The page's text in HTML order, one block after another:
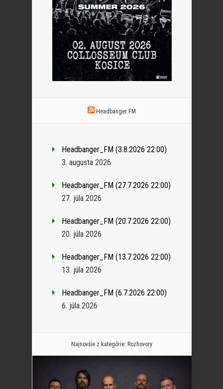
Headbanger FM
Headbanger_FM (3.8.2026 22:00)
3. augusta 2026
Headbanger_FM (27.7.2026 22:00)
27. júla 2026
Headbanger_FM (20.7.2026 22:00)
20. júla 2026
Headbanger_FM (13.7.2026 22:00)
13. júla 2026
Headbanger_FM (6.7.2026 22:00)
6. júla 2026
Najnovšie z kategórie: Rozhovory